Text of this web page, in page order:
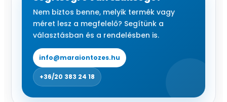
Nem biztos benne, melyik termék vagy
méret lesz a megfelelő? Segítünk a
választásban és a rendelésben is.
info@maraiontozes.hu
+36/20 383 24 18